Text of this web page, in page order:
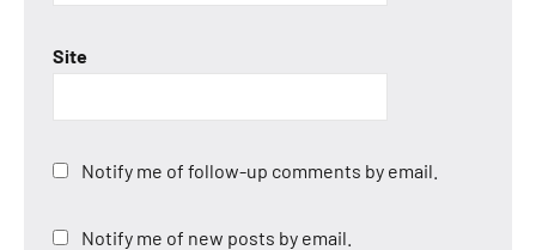
Site
Notify me of follow-up comments by email.
Notify me of new posts by email.